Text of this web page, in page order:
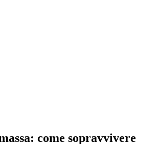
come sopravvivere